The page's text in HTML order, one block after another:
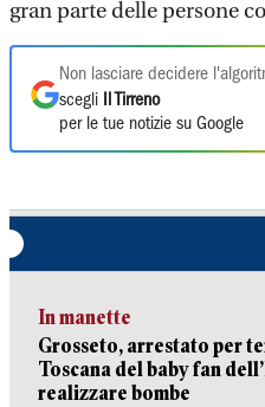
gran parte delle persone
Non lasciare decidere
scegli
Il Tirreno
per le tue notizie su Google
In manette
Grosseto, arrestato per
Toscana del baby fan
realizzare bombe